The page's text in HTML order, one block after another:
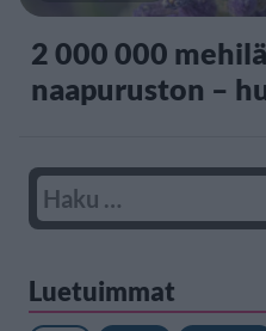
2 000 000
naapuruston –
Luetuimmat